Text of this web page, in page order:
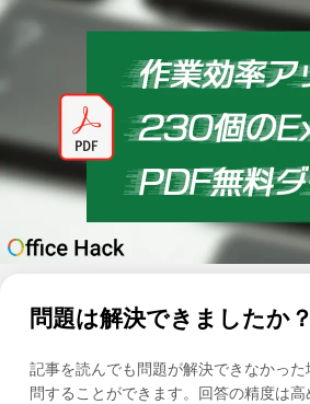
問題は解決できましたか？
記事を読んでも問題が解決できなかっ
問することができます。回答の精度は